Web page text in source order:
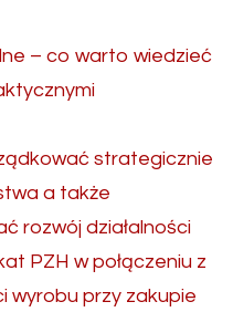
– co warto wiedzieć
strategicznie
a także
rozwój działalności
PZH w połączeniu z
wyrobu przy zakupie